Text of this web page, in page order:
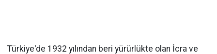
Türkiye'de 1932 yılından beri yürürlükte olan İcra ve